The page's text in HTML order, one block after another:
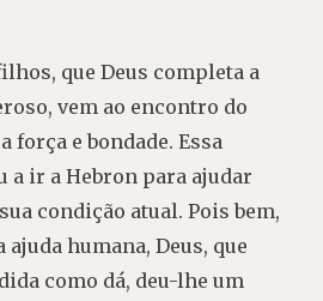
que Deus completa a
vem ao encontro do
força e bondade. Essa
a ir a Hebron para ajudar
condição atual. Pois bem,
ajuda humana, Deus, que
como dá, deu-lhe um